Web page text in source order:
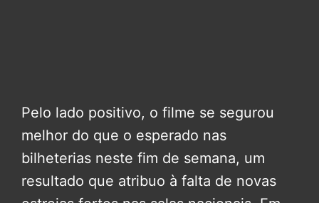
Pelo lado positivo, o filme se segurou
melhor do que o esperado nas
bilheterias neste fim de semana, um
resultado que atribuo à falta de novas